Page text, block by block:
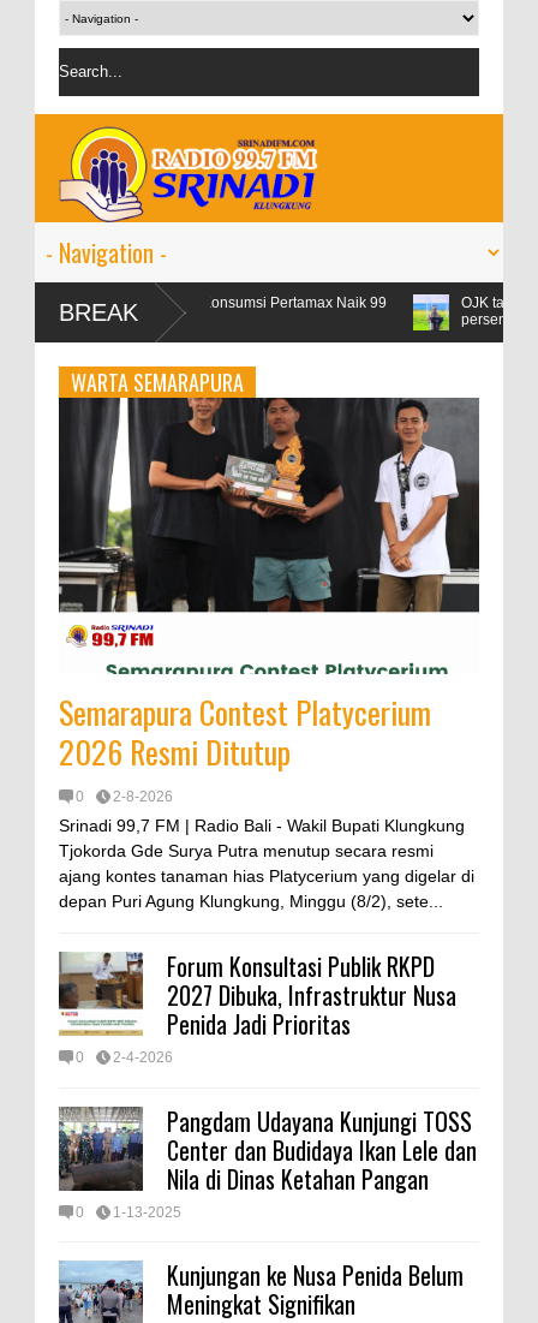
BREAK
Konsumsi Pertamax Naik 99
OJK targetkan kredit perbankan pada
WARTA SEMARAPURA
Semarapura Contest Platycerium
2026 Resmi Ditutup
0 2-8-2026
Srinadi 99,7 FM | Radio Bali - Wakil Bupati Klungkung
Tjokorda Gde Surya Putra menutup secara resmi
ajang kontes tanaman hias Platycerium yang digelar di
depan Puri Agung Klungkung, Minggu (8/2), sete...
Forum Konsultasi Publik RKPD
2027 Dibuka, Infrastruktur Nusa
Penida Jadi Prioritas
0 2-4-2026
Pangdam Udayana Kunjungi TOSS
Center dan Budidaya Ikan Lele dan
Nila di Dinas Ketahan Pangan
0 1-13-2025
Kunjungan ke Nusa Penida Belum
Meningkat Signifikan